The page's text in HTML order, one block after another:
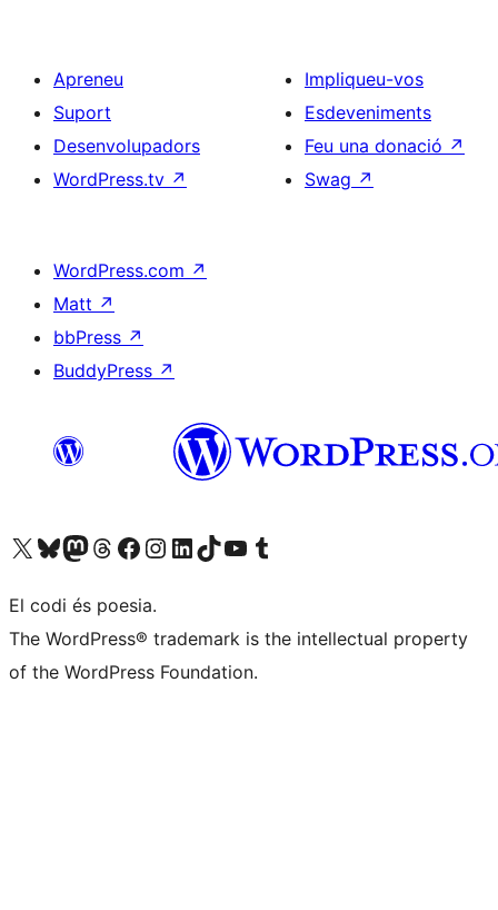
Apreneu
Suport
Desenvolupadors
WordPress.tv ↗
Impliqueu-vos
Esdeveniments
Feu una donació ↗
Swag ↗
WordPress.com ↗
Matt ↗
bbPress ↗
BuddyPress ↗
Visiteu el nostre compte X (abans Twitter)
Visiteu el nostre compte de Bluesky
Visiteu el nostre compte al Mastodon
Visiteu el nostre compte de Threads
Visiteu la nostra pàgina al Facebook
Visiteu el nostre compte d'Instagram
Visiteu el nostre compte de LinkedIn
Visiteu el nostre compte de TikTok
Visiteu el nostre canal al YouTube
Visiteu el nostre compte de Tumblr
El codi és poesia.
The WordPress® trademark is the intellectual property
of the WordPress Foundation.